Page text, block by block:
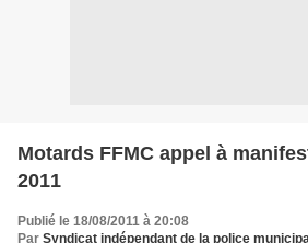
Motards FFMC appel à
2011
Publié le 18/08/2011 à 20:08
Par Syndicat indépendant de la police